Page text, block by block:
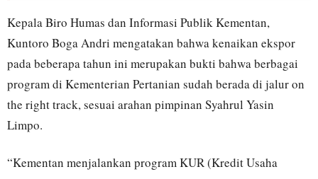
Kepala Biro Humas dan Informasi Publik Kementan,
Kuntoro Boga Andri mengatakan bahwa kenaikan ekspor
pada beberapa tahun ini merupakan bukti bahwa berbagai
program di Kementerian Pertanian sudah berada di jalur on
the right track, sesuai arahan pimpinan Syahrul Yasin
Limpo.
“Kementan menjalankan program KUR (Kredit Usaha